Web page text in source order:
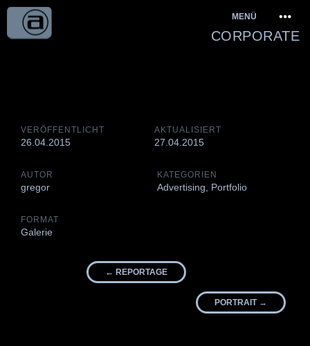
Springe
zum
CORPORATE
MENÜ
VERÖFFENTLICHT
26.04.2015
AKTUALISIERT
27.04.2015
AUTOR
gregor
KATEGORIEN
Advertising Portfolio
FORMAT
Galerie
← REPORTAGE
PORTRAIT →